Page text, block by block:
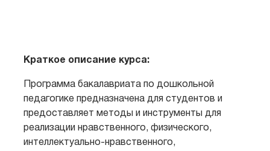
Краткое описание курса:
Программа бакалавриата по дошкольной
педагогике предназначена для студентов и
предоставляет методы и инструменты для
реализации нравственного, физического,
интеллектуально-нравственного,